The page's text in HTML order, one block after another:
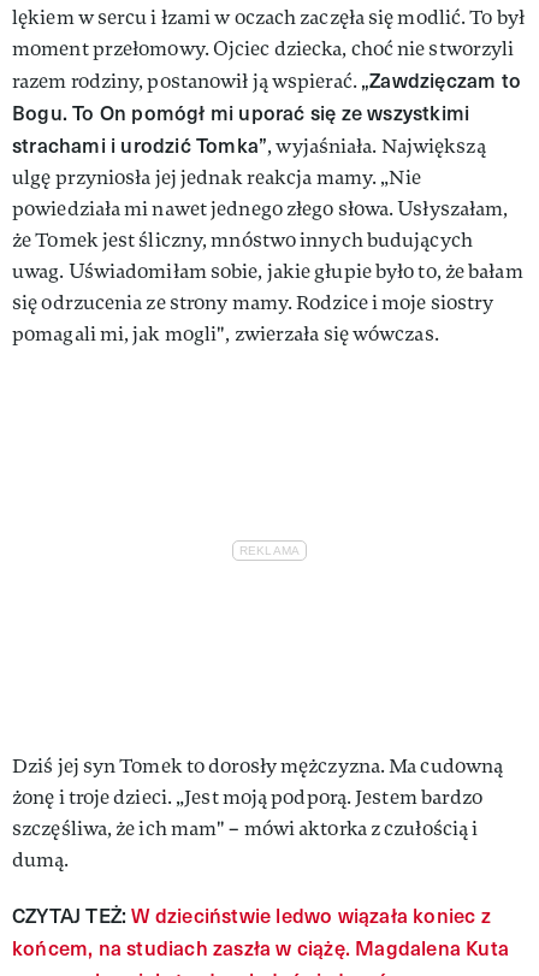
lękiem w sercu i łzami w oczach zaczęła się modlić. To był
moment przełomowy. Ojciec dziecka, choć nie stworzyli
razem rodziny, postanowił ją wspierać. „Zawdzięczam to
Bogu. To On pomógł mi uporać się ze wszystkimi
strachami i urodzić Tomka”, wyjaśniała. Największą
ulgę przyniosła jej jednak reakcja mamy. „Nie
powiedziała mi nawet jednego złego słowa. Usłyszałam,
że Tomek jest śliczny, mnóstwo innych budujących
uwag. Uświadomiłam sobie, jakie głupie było to, że bałam
się odrzucenia ze strony mamy. Rodzice i moje siostry
pomagali mi, jak mogli", zwierzała się wówczas.
Dziś jej syn Tomek to dorosły mężczyzna. Ma cudowną
żonę i troje dzieci. „Jest moją podporą. Jestem bardzo
szczęśliwa, że ich mam" – mówi aktorka z czułością i
dumą.
CZYTAJ TEŻ:W dzieciństwie ledwo wiązała koniec z
końcem, na studiach zaszła w ciążę. Magdalena Kuta